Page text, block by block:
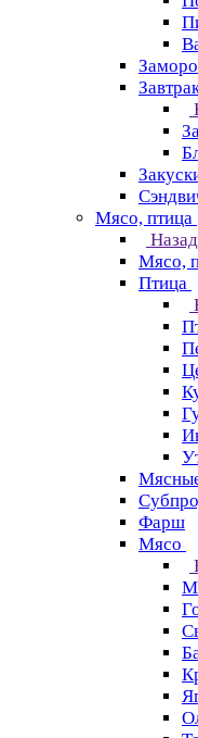
Мясо, птица
Назад
Мясо,
Птица
Фарш
Мясо